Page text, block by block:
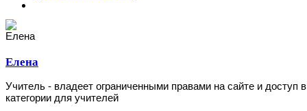
Елена
Учитель - владеет ограниченными правами на сайте и доступ в
категории для учителей